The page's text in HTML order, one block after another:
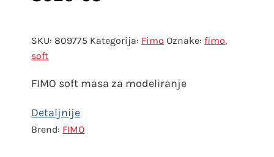
SKU: 809775 Kategorija: Fimo Oznake:fimo,
soft
FIMO soft masa za modeliranje
FIMO